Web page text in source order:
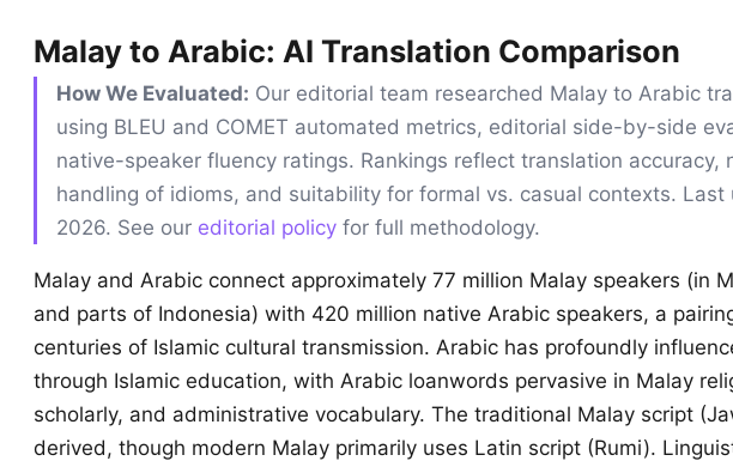
Malay to Arabic: AI Translation Comparison
How We Evaluated: Our editorial team researched Malay to Arabic
using BLEU and COMET automated metrics, editorial side-by-side
native-speaker fluency ratings. Rankings reflect translation accuracy,
handling of idioms, and suitability for formal vs. casual contexts. Last
2026. See our editorial policy for full methodology.
Malay and Arabic connect approximately 77 million Malay speakers (in
and parts of Indonesia) with 420 million native Arabic speakers, a
centuries of Islamic cultural transmission. Arabic has profoundly
through Islamic education, with Arabic loanwords pervasive in Malay
scholarly, and administrative vocabulary. The traditional Malay script
derived, though modern Malay primarily uses Latin script (Rumi).